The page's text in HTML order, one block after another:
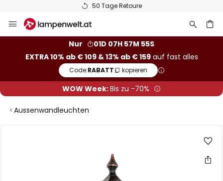
50 Tage Retoure
Inhalt
Nur
01D 07H 57M 55S
EXTRA 10% ab € 109 & 13% ab € 159auf fast alles
Code:RABATT kopieren
WOW Week:Bis zu -70%
Aussenwandleuchten